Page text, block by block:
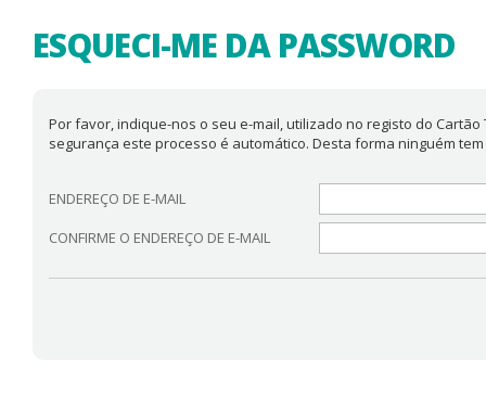
ESQUECI-ME DA PASSWORD
Por favor, indique-nos o seu e-mail, utilizado no registo do
segurança este processo é automático. Desta forma ninguém
ENDEREÇO DE E-MAIL
CONFIRME O ENDEREÇO DE E-MAIL